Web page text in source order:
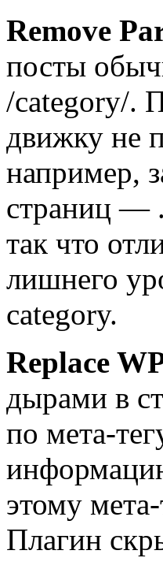
Remove
посты
/category/.
движку не
например,
страниц —
так что
лишнего
category.
Replace
дырами в
по мета-
этому
Плагин